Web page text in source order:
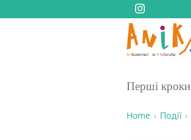
Пер­ші кроки
Home Події